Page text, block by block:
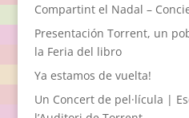
Compartint el Nadal –
Presentación Torrent, un
la Feria del libro
Ya estamos de vuelta!
Un Concert de pel·lícula |